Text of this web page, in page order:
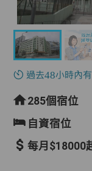
過去48小時內有
285個宿位
自資宿位
每月$18000